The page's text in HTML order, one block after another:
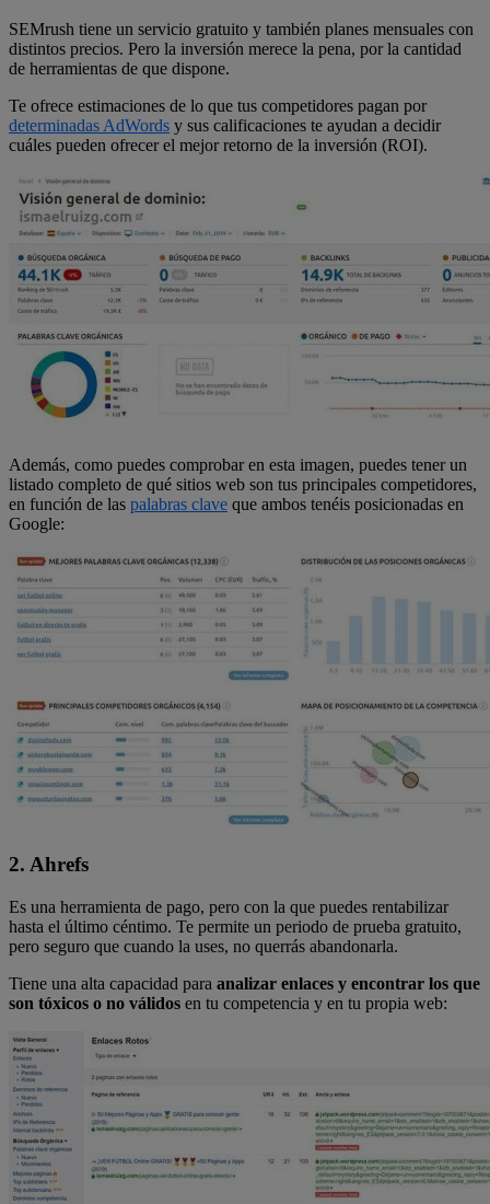
SEMrush tiene un servicio gratuito y también planes mensuales con
distintos precios. Pero la inversión merece la pena, por la cantidad
de herramientas de que dispone.
Te ofrece estimaciones de lo que tus competidores pagan por
determinadas AdWords y sus calificaciones te ayudan a decidir
cuáles pueden ofrecer el mejor retorno de la inversión (ROI).
Además, como puedes comprobar en esta imagen, puedes tener un
listado completo de qué sitios web son tus principales competidores,
en función de las palabras clave que ambos tenéis posicionadas en
Google:
2. Ahrefs
Es una herramienta de pago, pero con la que puedes rentabilizar
hasta el último céntimo. Te permite un periodo de prueba gratuito,
pero seguro que cuando la uses, no querrás abandonarla.
Tiene una alta capacidad para analizar enlaces y encontrar los que
son tóxicos o no válidos en tu competencia y en tu propia web: